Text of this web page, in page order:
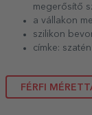
megerősítő
a vállakon
szilikon
címke: szatén
FÉRFI